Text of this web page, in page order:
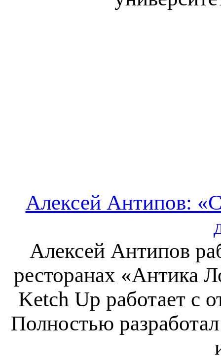
Алексей Антипов:
Алексей Антипов
ресторанах «Антика
Ketch Up работает с
Полностью